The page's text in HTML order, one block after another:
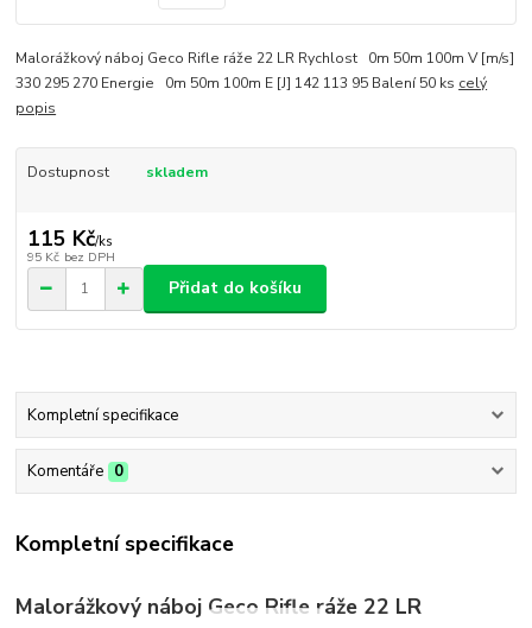
Malorážkový náboj Geco Rifle ráže 22 LR Rychlost 0m 50m 100m V [m/s]
330 295 270 Energie 0m 50m 100m E [J] 142 113 95 Balení 50 ks celý
popis
Dostupnost skladem
115 Kč/ks
95 Kč bez DPH
Přidat do košíku
Kompletní specifikace
Komentáře 0
Kompletní specifikace
Malorážkový náboj Geco Rifle ráže 22 LR